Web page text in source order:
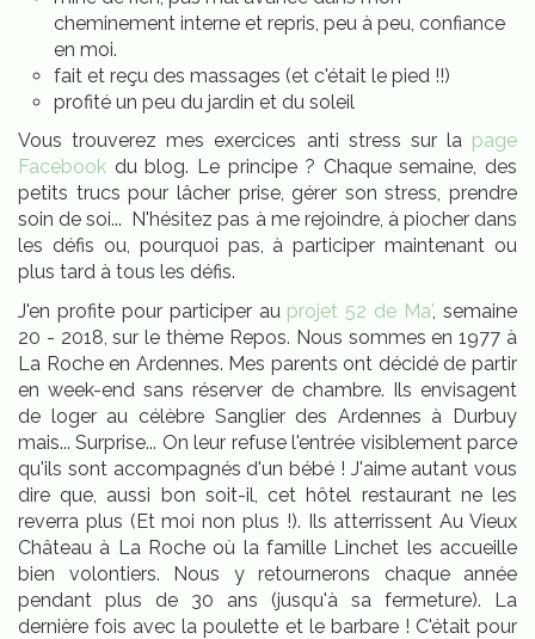
cheminement interne et repris, peu à peu, confiance
en moi.
fait et reçu des massages (et c'était le pied !!)
profité un peu du jardin et du soleil
Vous trouverez mes exercices anti stress sur la page
Facebook du blog. Le principe ? Chaque semaine, des
petits trucs pour lâcher prise, gérer son stress, prendre
soin de soi... N'hésitez pas à me rejoindre, à piocher dans
les défis ou, pourquoi pas, à participer maintenant ou
plus tard à tous les défis.
J'en profite pour participer au projet 52 de Ma', semaine
20 - 2018, sur le thème Repos. Nous sommes en 1977 à
La Roche en Ardennes. Mes parents ont décidé de partir
en week-end sans réserver de chambre. Ils envisagent
de loger au célèbre Sanglier des Ardennes à Durbuy
mais... Surprise... On leur refuse l'entrée visiblement parce
qu'ils sont accompagnés d'un bébé ! J'aime autant vous
dire que, aussi bon soit-il, cet hôtel restaurant ne les
reverra plus (Et moi non plus !). Ils atterrissent Au Vieux
Château à La Roche où la famille Linchet les accueille
bien volontiers. Nous y retournerons chaque année
pendant plus de 30 ans (jusqu'à sa fermeture). La
dernière fois avec la poulette et le barbare ! C'était pour